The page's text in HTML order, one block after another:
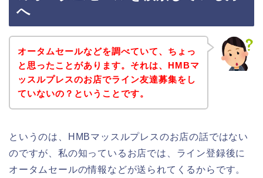
へ
オータムセールなどを調べていて、ちょっ
と思ったことがあります。それは、HMBマ
ッスルプレスのお店でライン友達募集をし
ていないの？ということです。
というのは、HMBマッスルプレスのお店の話ではない
のですが、私の知っているお店では、ライン登録後に
オータムセールの情報などが送られてくるからです。